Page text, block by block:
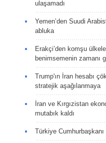
ulaşamadı
Yemen’den Suudi
abluka
Erakçi’den komşu
benimsemenin zamanı
Trump'ın İran hesabı
stratejik aşağılanmaya
İran ve Kırgızistan
mutabık kaldı
Türkiye